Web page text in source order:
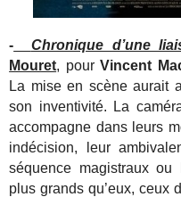
- Chronique d’une
Mouret, pourVincent
La mise en scène aurait
son inventivité. La
accompagne dans leurs
indécision, leur
séquence magistraux
plus grands qu’eux, ceux